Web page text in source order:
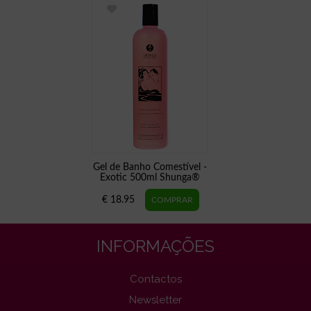
Gel de Banho Comestível -
Exotic 500ml Shunga®
€ 18.95
INFORMAÇÕES
Contactos
Newsletter